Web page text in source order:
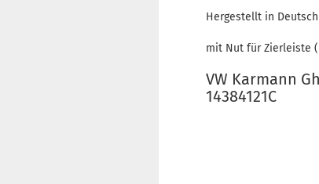
Hergestellt in
mit Nut für Zierleiste
VW Karmann
14384121C